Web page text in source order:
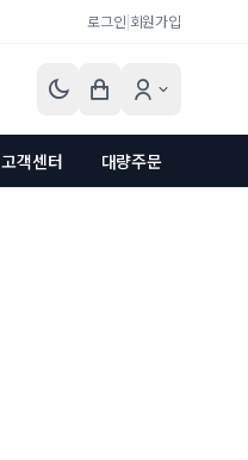
로그인|회원가입
고객센터 대량주문